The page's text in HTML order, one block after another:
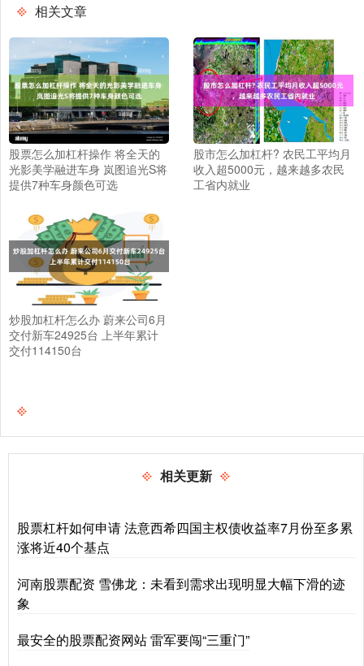
相关文章
股票怎么加杠杆操作 将全天的
光影美学融进车身 岚图追光S将
提供7种车身颜色可选
股市怎么加杠杆? 农民工平均月
收入超5000元，越来越多农民
工省内就业
炒股加杠杆怎么办 蔚来公司6月
交付新车24925台 上半年累计
交付114150台
相关更新
股票杠杆如何申请 法意西希四国主权债收益率7月份至多累
涨将近40个基点
河南股票配资 雪佛龙：未看到需求出现明显大幅下滑的迹
象
最安全的股票配资网站 雷军要闯“三重门”